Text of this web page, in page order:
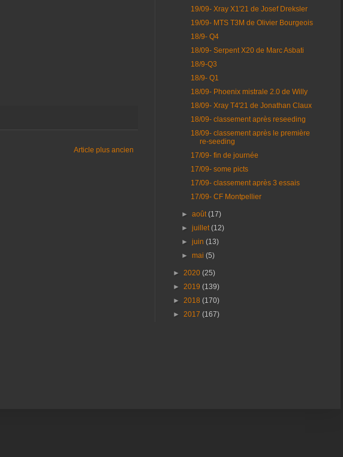
Article plus ancien
19/09- Xray X1'21 de Josef Dreksler
19/09- MTS T3M de Olivier Bourgeois
18/9- Q4
18/09- Serpent X20 de Marc Asbati
18/9-Q3
18/9- Q1
18/09- Phoenix mistrale 2.0 de Willy
18/09- Xray T4'21 de Jonathan Claux
18/09- classement après reseeding
18/09- classement après le première
re-seeding
17/09- fin de journée
17/09- some picts
17/09- classement après 3 essais
17/09- CF Montpellier
►août(17)
►juillet(12)
►juin(13)
►mai(5)
► 2020 (25)
► 2019 (139)
► 2018 (170)
► 2017 (167)